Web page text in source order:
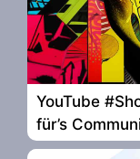
YouTube
für’s